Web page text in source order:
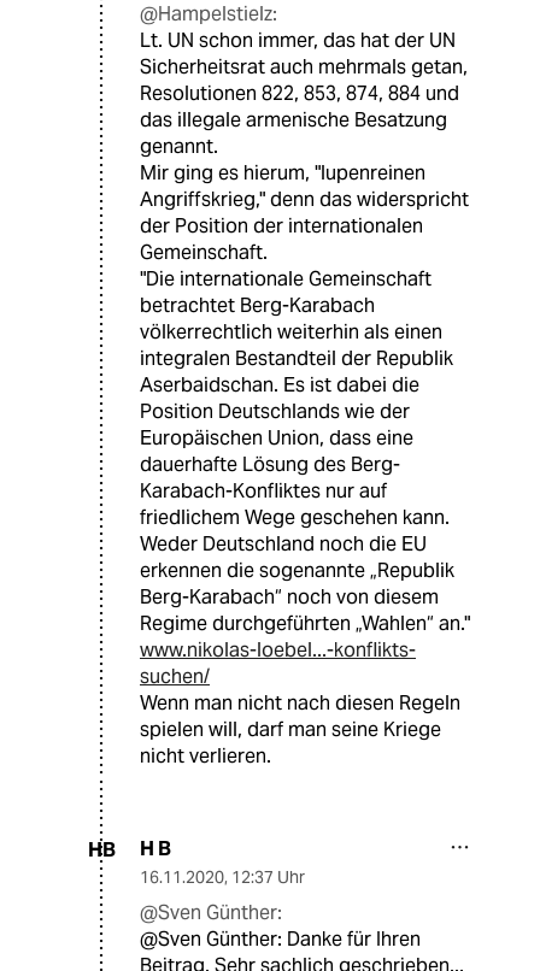
@Hampelstielz:
Lt. UN schon immer, das hat der UN
Sicherheitsrat auch mehrmals getan,
Resolutionen 822, 853, 874, 884 und
das illegale armenische Besatzung
genannt.
Mir ging es hierum, "lupenreinen
Angriffskrieg," denn das widerspricht
der Position der internationalen
Gemeinschaft.
"Die internationale Gemeinschaft
betrachtet Berg-Karabach
völkerrechtlich weiterhin als einen
integralen Bestandteil der Republik
Aserbaidschan. Es ist dabei die
Position Deutschlands wie der
Europäischen Union, dass eine
dauerhafte Lösung des Berg-
Karabach-Konfliktes nur auf
friedlichem Wege geschehen kann.
Weder Deutschland noch die EU
erkennen die sogenannte „Republik
Berg-Karabach“ noch von diesem
Regime durchgeführten „Wahlen“ an."
www.nikolas-loebel...-konflikts-
suchen/
Wenn man nicht nach diesen Regeln
spielen will, darf man seine Kriege
nicht verlieren.
HB H B
16.11.2020, 12:37 Uhr
@Sven Günther:
@Sven Günther: Danke für Ihren
Beitrag. Sehr sachlich geschrieben...